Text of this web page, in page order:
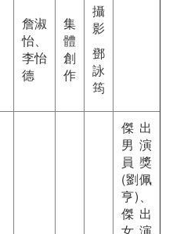
詹淑
怡、
李怡
德
集
體
創
作
攝
影
鄧
詠
筠
傑出
男演
員獎
(劉佩
亨)、
傑出
女演